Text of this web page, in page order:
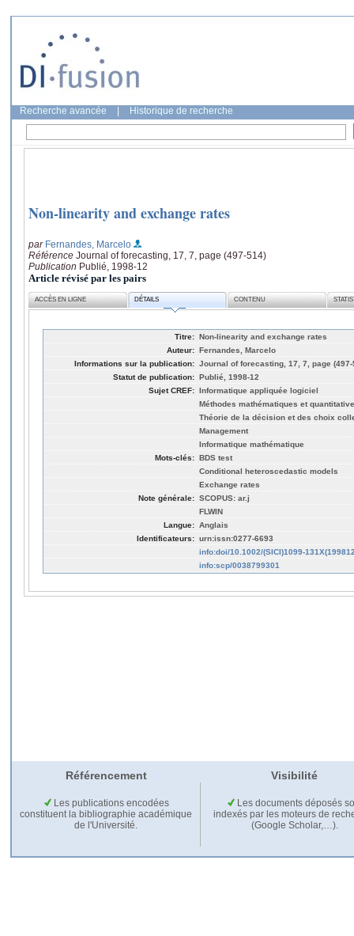
Recherche avancée Historique de recherche
Non-linearity and exchange rates
par Fernandes, Marcelo
Référence Journal of forecasting, 17, 7, page (497-514)
Publication Publié, 1998-12
Article révisé par les pairs
ACCÈS EN LIGNE DÉTAILS CONTENU
Titre: Non-linearity and exchange rates
Auteur: Fernandes, Marcelo
Informations sur la publication: Journal of forecasting, 17, 7, page (497-
Statut de publication: Publié, 1998-12
Sujet CREF: Informatique appliquée logiciel
Méthodes mathématiques et
Théorie de la décision et des choix
Management
Informatique mathématique
Mots-clés: BDS test
Conditional heteroscedastic models
Exchange rates
Note générale: SCOPUS: ar.j
FLWIN
Langue: Anglais
Identificateurs: urn:issn:0277-6693
info:doi/10.1002/(SICI)1099-
info:scp/0038799301
Référencement Visibilité
Les publications encodées
constituent la bibliographie académique
de l'Université.
Les documents déposés
indexés par les moteurs de
(Google Scholar,…).